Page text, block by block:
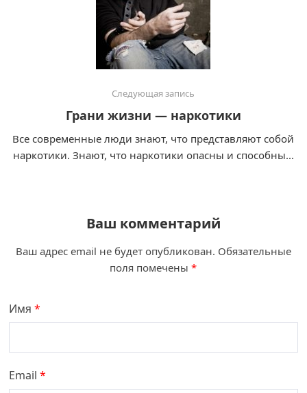
Следующая запись
Грани жизни — наркотики
Все современные люди знают, что представляют собой
наркотики. Знают, что наркотики опасны и способны...
Ваш комментарий
Ваш адрес email не будет опубликован. Обязательные
поля помечены*
Имя*
Email*